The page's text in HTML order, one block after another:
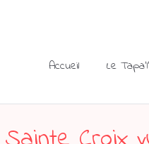
Accueil Le